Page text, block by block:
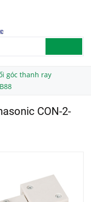
góc thanh ray
CON-2-